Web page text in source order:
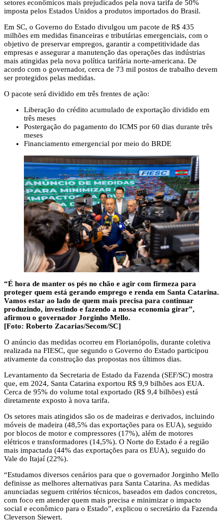
setores econômicos mais prejudicados pela nova tarifa de 50%
imposta pelos Estados Unidos a produtos importados do Brasil.
Em SC, o Governo do Estado divulgou um pacote de R$ 435
milhões em medidas financeiras e tributárias emergenciais, com o
objetivo de preservar empregos, garantir a competitividade das
empresas e assegurar a manutenção das operações das indústrias
mais atingidas pela nova política tarifária norte-americana. De
acordo com o governador, cerca de 73 mil postos de trabalho devem
ser protegidos pelas medidas.
O pacote será dividido em três frentes de ação:
Liberação do crédito acumulado de exportação dividido em
três meses
Postergação do pagamento do ICMS por 60 dias durante três
meses
Financiamento emergencial por meio do BRDE
“É hora de manter os pés no chão e agir com firmeza para
proteger quem está gerando emprego e renda em Santa Catarina.
Vamos estar ao lado de quem mais precisa para continuar
produzindo, investindo e fazendo a nossa economia girar”,
afirmou o governador Jorginho Mello.
[Foto: Roberto Zacarias/Secom/SC]
O anúncio das medidas ocorreu em Florianópolis, durante coletiva
realizada na FIESC, que segundo o Governo do Estado participou
ativamente da construção das propostas nos últimos dias.
Levantamento da Secretaria de Estado da Fazenda (SEF/SC) mostra
que, em 2024, Santa Catarina exportou R$ 9,9 bilhões aos EUA.
Cerca de 95% do volume total exportado (R$ 9,4 bilhões) está
diretamente exposto à nova tarifa.
Os setores mais atingidos são os de madeiras e derivados, incluindo
móveis de madeira (48,5% das exportações para os EUA), seguido
por blocos de motor e compressores (17%), além de motores
elétricos e transformadores (14,5%). O Norte do Estado é a região
mais impactada (44% das exportações para os EUA), seguido do
Vale do Itajaí (22%).
“Estudamos diversos cenários para que o governador Jorginho Mello
definisse as melhores alternativas para Santa Catarina. As medidas
anunciadas seguem critérios técnicos, baseados em dados concretos,
com foco em atender quem mais precisa e minimizar o impacto
social e econômico para o Estado”, explicou o secretário da Fazenda
Cleverson Siewert.